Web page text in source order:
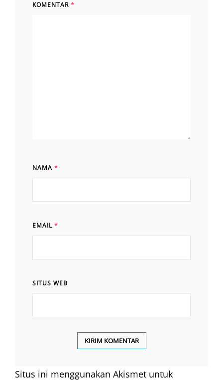
KOMENTAR *
NAMA *
EMAIL *
SITUS WEB
Situs ini menggunakan Akismet untuk